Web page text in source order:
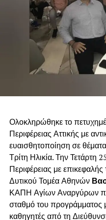
μνήμης και του Κυπριακού
σύμβολο της αδικίας, της
της αντίστασης και του
θεωρούμε χρέος μας να
ενισχύει τους δεσμούς
αναδεικνύοντας τα
εθνικής αξιοπρέπειας και
Ολοκληρώθηκε το
Περιφέρειας Αττικής με
ευαισθητοποίηση σε
Τρίτη Ηλικία. Την Τετάρτη
Περιφέρειας με
Δυτικού Τομέα Αθηνών
ΚΑΠΗ Αγίων Αναργύρων
σταθμό του προγράμματος
καθηγητές από τη